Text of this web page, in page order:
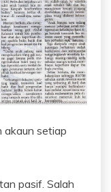
akaun setiap
pasif. Salah